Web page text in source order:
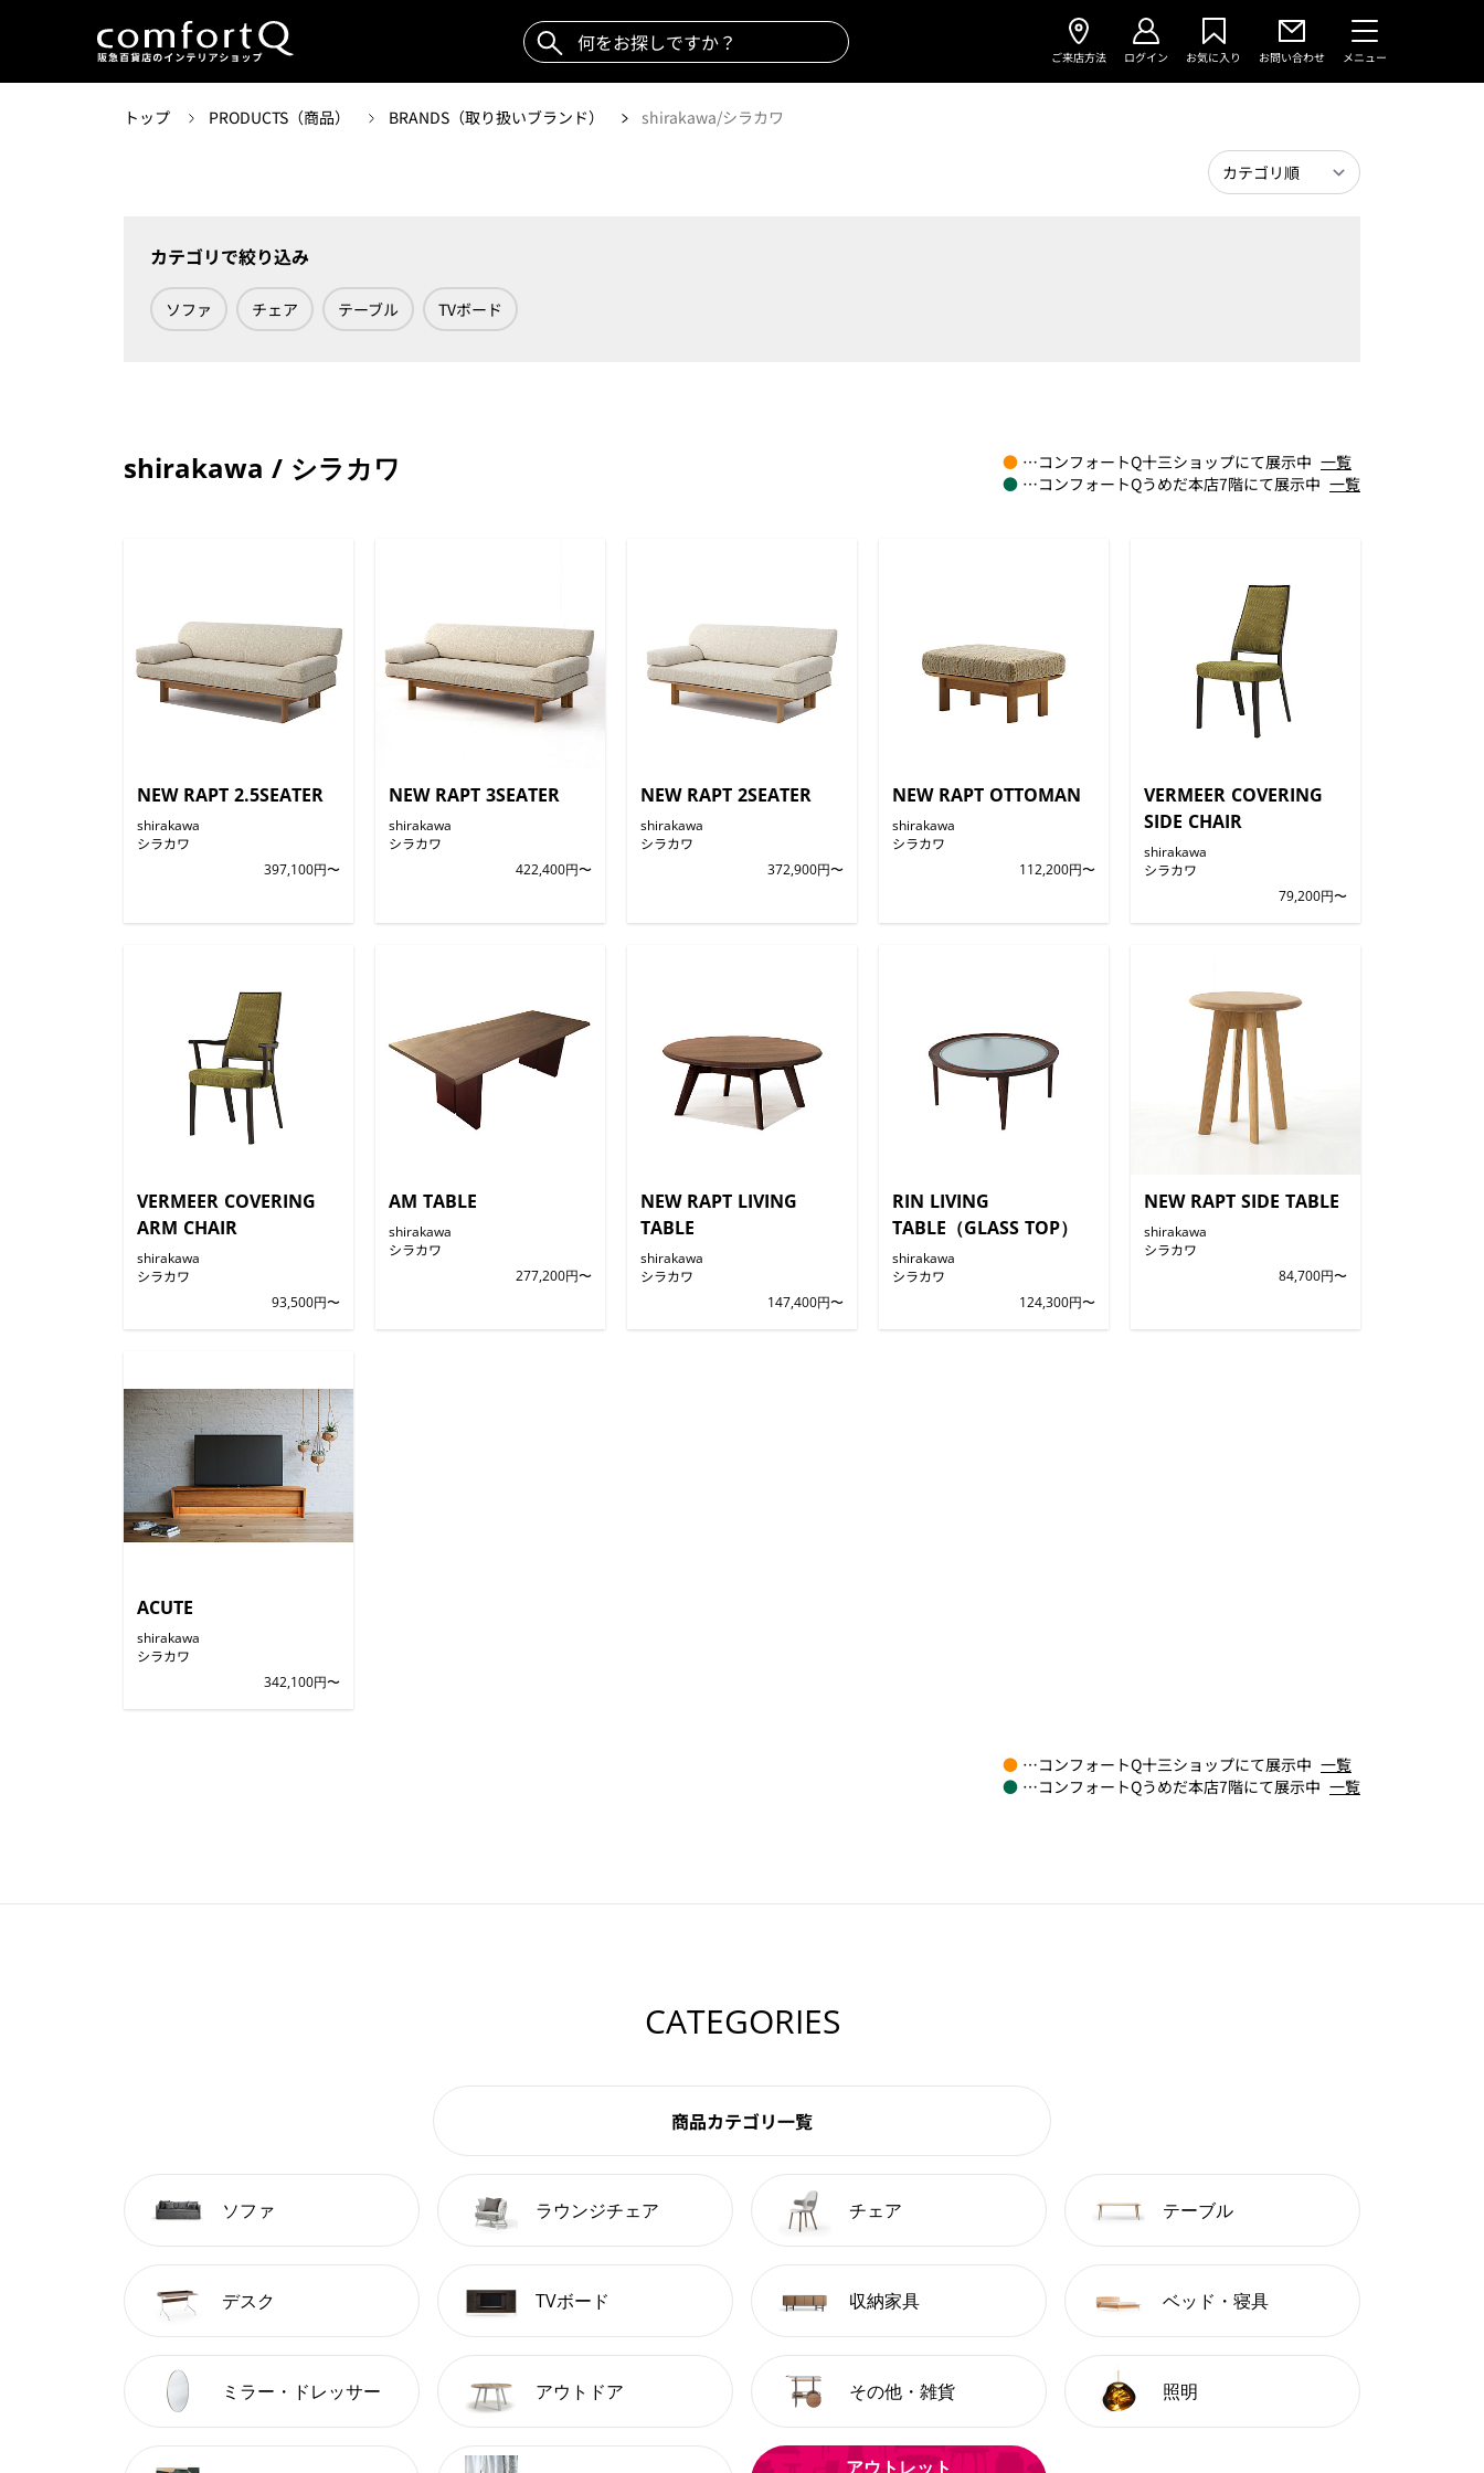
ご来店方法 ログイン お気に入り お問い合わせ メニュー
トップ PRODUCTS（商品） BRANDS（取り扱いブランド） shirakawa/シラカワ
カテゴリで絞り込み
ソファ チェア テーブル TVボード
shirakawa / シラカワ ● …コンフォートQ十三ショップにて展示中 一覧
● …コンフォートQうめだ本店7階にて展示中 一覧
NEW RAPT 2.5SEATER
shirakawa
シラカワ
397,100円〜
NEW RAPT 3SEATER
shirakawa
シラカワ
422,400円〜
NEW RAPT 2SEATER
shirakawa
シラカワ
372,900円〜
NEW RAPT OTTOMAN
shirakawa
シラカワ
112,200円〜
VERMEER COVERING
SIDE CHAIR
shirakawa
シラカワ
79,200円〜
VERMEER COVERING
ARM CHAIR
shirakawa
シラカワ
93,500円〜
AM TABLE
shirakawa
シラカワ
277,200円〜
NEW RAPT LIVING
TABLE
shirakawa
シラカワ
147,400円〜
RIN LIVING
TABLE（GLASS TOP）
shirakawa
シラカワ
124,300円〜
NEW RAPT SIDE TABLE
shirakawa
シラカワ
84,700円〜
ACUTE
shirakawa
シラカワ
342,100円〜
● …コンフォートQ十三ショップにて展示中 一覧
● …コンフォートQうめだ本店7階にて展示中 一覧
CATEGORIES
商品カテゴリ一覧
ソファ ラウンジチェア チェア テーブル
デスク TVボード 収納家具 ベッド・寝具
ミラー・ドレッサー アウトドア その他・雑貨 照明
アウトレット